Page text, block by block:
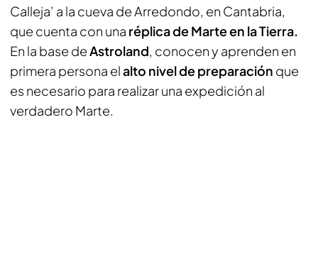
Calleja’ a la cueva de Arredondo, en Cantabria,
que cuenta con una réplica de Marte en la Tierra.
En la base deAstroland, conocen y aprenden en
primera persona elalto nivel de preparación que
es necesario para realizar una expedición al
verdadero Marte.